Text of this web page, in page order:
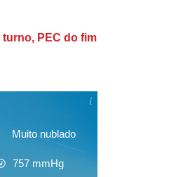
PEC do fim
Muito nublado
757 mmHg